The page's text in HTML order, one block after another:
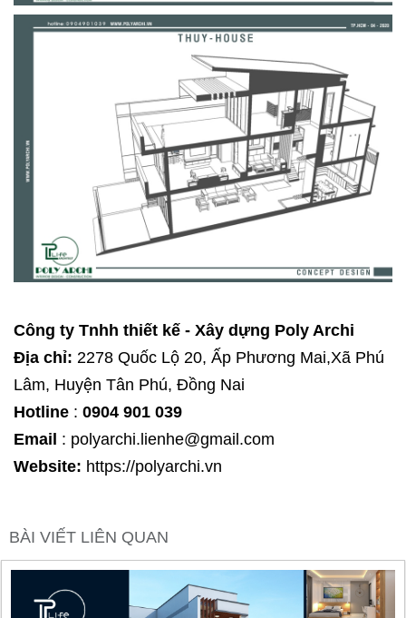
Công ty Tnhh thiết kế - Xây dựng Poly Archi
Địa chỉ: 2278 Quốc Lộ 20, Ấp Phương Mai,Xã Phú
Lâm, Huyện Tân Phú, Đồng Nai
Hotline : 0904 901 039
Email : polyarchi.lienhe@gmail.com
Website: https://polyarchi.vn
BÀI VIẾT LIÊN QUAN